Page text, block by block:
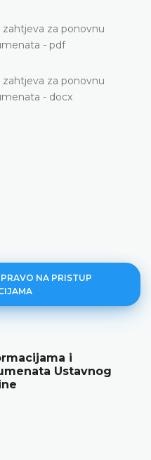
za ponovnu
- pdf
za ponovnu
- docx
NA PRISTUP
i
Ustavnog